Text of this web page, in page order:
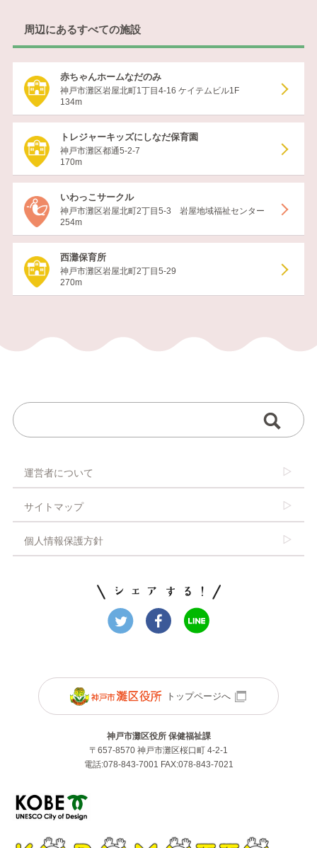
周辺にあるすべての施設
赤ちゃんホームなだのみ
神戸市灘区岩屋北町1丁目4-16 ケイテムビル1F
134m
トレジャーキッズにしなだ保育園
神戸市灘区都通5-2-7
170m
いわっこサークル
神戸市灘区岩屋北町2丁目5-3 岩屋地域福祉センター
254m
西灘保育所
神戸市灘区岩屋北町2丁目5-29
270m
運営者について
サイトマップ
個人情報保護方針
トップページへ
神戸市灘区役所 保健福祉課
〒657-8570 神戸市灘区桜口町 4-2-1
電話:078-843-7001 FAX:078-843-7021